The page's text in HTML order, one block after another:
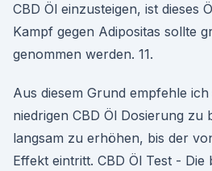
CBD Öl einzusteigen, ist dieses
Kampf gegen Adipositas sollte
genommen werden. 11.
Aus diesem Grund empfehle
niedrigen CBD Öl Dosierung zu
langsam zu erhöhen, bis der
Effekt eintritt. CBD Öl Test - Die